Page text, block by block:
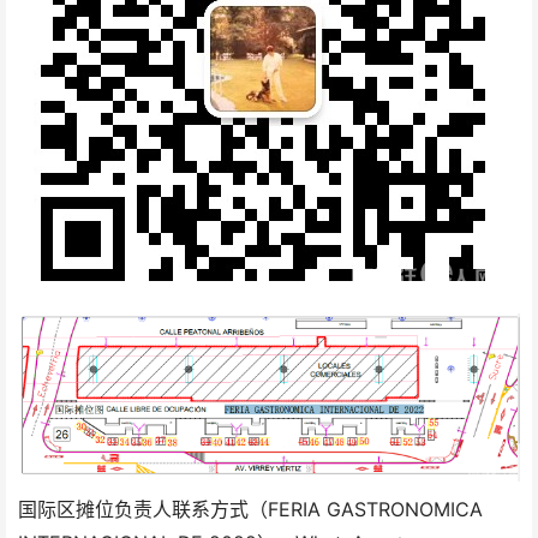
国际区摊位负责人联系方式（FERIA GASTRONOMICA